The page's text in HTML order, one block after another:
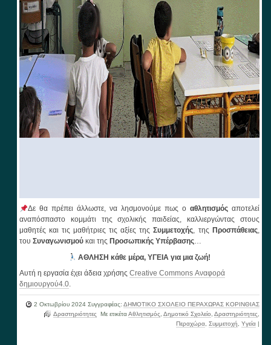
Δε θα πρέπει άλλωστε, να λησμονούμε πως ο αθλητισμόςαποτελεί
αναπόσπαστο κομμάτι της σχολικής παιδείας, καλλιεργώντας στους
μαθητές και τις μαθήτριες τις αξίες τηςΣυμμετοχής, της Προσπάθειας,
τουΣυναγωνισμού και της Προσωπικής Υπέρβασης…
ΑΘΛΗΣΗ κάθε μέρα, ΥΓΕΙΑ για μια ζωή!
Αυτή η εργασία έχει άδεια χρήσηςCreative Commons Αναφορά
δημιουργού4.0.
2 Οκτωβρίου 2024 Συγγραφέας: ΔΗΜΟΤΙΚΟ ΣΧΟΛΕΙΟ ΠΕΡΑΧΩΡΑΣ ΚΟΡΙΝΘΙΑΣ
Δραστηριότητες Με ετικέταΑθλητισμός, Δημοτικό Σχολείο, Δραστηριότητες,
Περαχώρα, Συμμετοχή, Υγεία |